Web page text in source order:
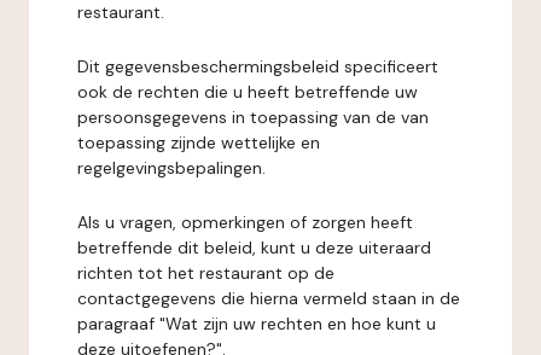
restaurant.
Dit gegevensbeschermingsbeleid specificeert
ook de rechten die u heeft betreffende uw
persoonsgegevens in toepassing van de van
toepassing zijnde wettelijke en
regelgevingsbepalingen.
Als u vragen, opmerkingen of zorgen heeft
betreffende dit beleid, kunt u deze uiteraard
richten tot het restaurant op de
contactgegevens die hierna vermeld staan in de
paragraaf "Wat zijn uw rechten en hoe kunt u
deze uitoefenen?".